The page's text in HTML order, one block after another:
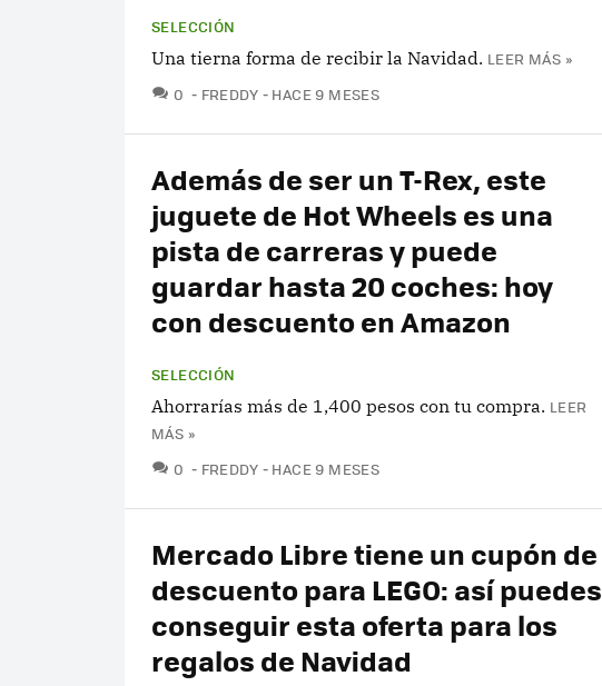
SELECCIÓN
Una tierna forma de recibir la Navidad. LEER MÁS »
0 COMENTARIOS
FREDDY HACE 9 MESES
Además de ser un T-Rex, este
juguete de Hot Wheels es una
pista de carreras y puede
guardar hasta 20 coches: hoy
con descuento en Amazon
SELECCIÓN
Ahorrarías más de 1,400 pesos con tu compra. LEER
MÁS »
0 COMENTARIOS
FREDDY HACE 9 MESES
Mercado Libre tiene un cupón de
descuento para LEGO: así puedes
conseguir esta oferta para los
regalos de Navidad